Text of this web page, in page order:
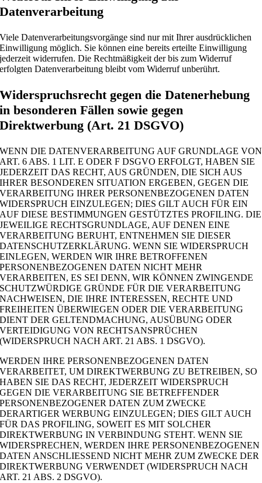
Datenverarbeitung
Viele Datenverarbeitungsvorgänge sind nur mit Ihrer ausdrücklichen
Einwilligung möglich. Sie können eine bereits erteilte Einwilligung
jederzeit widerrufen. Die Rechtmäßigkeit der bis zum Widerruf
erfolgten Datenverarbeitung bleibt vom Widerruf unberührt.
Widerspruchsrecht gegen die Datenerhebung
in besonderen Fällen sowie gegen
Direktwerbung (Art. 21 DSGVO)
WENN DIE DATENVERARBEITUNG AUF GRUNDLAGE VON
ART. 6 ABS. 1 LIT. E ODER F DSGVO ERFOLGT, HABEN SIE
JEDERZEIT DAS RECHT, AUS GRÜNDEN, DIE SICH AUS
IHRER BESONDEREN SITUATION ERGEBEN, GEGEN DIE
VERARBEITUNG IHRER PERSONENBEZOGENEN DATEN
WIDERSPRUCH EINZULEGEN; DIES GILT AUCH FÜR EIN
AUF DIESE BESTIMMUNGEN GESTÜTZTES PROFILING. DIE
JEWEILIGE RECHTSGRUNDLAGE, AUF DENEN EINE
VERARBEITUNG BERUHT, ENTNEHMEN SIE DIESER
DATENSCHUTZERKLÄRUNG. WENN SIE WIDERSPRUCH
EINLEGEN, WERDEN WIR IHRE BETROFFENEN
PERSONENBEZOGENEN DATEN NICHT MEHR
VERARBEITEN, ES SEI DENN, WIR KÖNNEN ZWINGENDE
SCHUTZWÜRDIGE GRÜNDE FÜR DIE VERARBEITUNG
NACHWEISEN, DIE IHRE INTERESSEN, RECHTE UND
FREIHEITEN ÜBERWIEGEN ODER DIE VERARBEITUNG
DIENT DER GELTENDMACHUNG, AUSÜBUNG ODER
VERTEIDIGUNG VON RECHTSANSPRÜCHEN
(WIDERSPRUCH NACH ART. 21 ABS. 1 DSGVO).
WERDEN IHRE PERSONENBEZOGENEN DATEN
VERARBEITET, UM DIREKTWERBUNG ZU BETREIBEN, SO
HABEN SIE DAS RECHT, JEDERZEIT WIDERSPRUCH
GEGEN DIE VERARBEITUNG SIE BETREFFENDER
PERSONENBEZOGENER DATEN ZUM ZWECKE
DERARTIGER WERBUNG EINZULEGEN; DIES GILT AUCH
FÜR DAS PROFILING, SOWEIT ES MIT SOLCHER
DIREKTWERBUNG IN VERBINDUNG STEHT. WENN SIE
WIDERSPRECHEN, WERDEN IHRE PERSONENBEZOGENEN
DATEN ANSCHLIESSEND NICHT MEHR ZUM ZWECKE DER
DIREKTWERBUNG VERWENDET (WIDERSPRUCH NACH
ART. 21 ABS. 2 DSGVO).